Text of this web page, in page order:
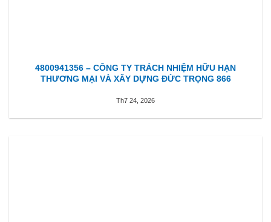
4800941356 – CÔNG TY TRÁCH NHIỆM HỮU HẠN
THƯƠNG MẠI VÀ XÂY DỰNG ĐỨC TRỌNG 866
Th7 24, 2026